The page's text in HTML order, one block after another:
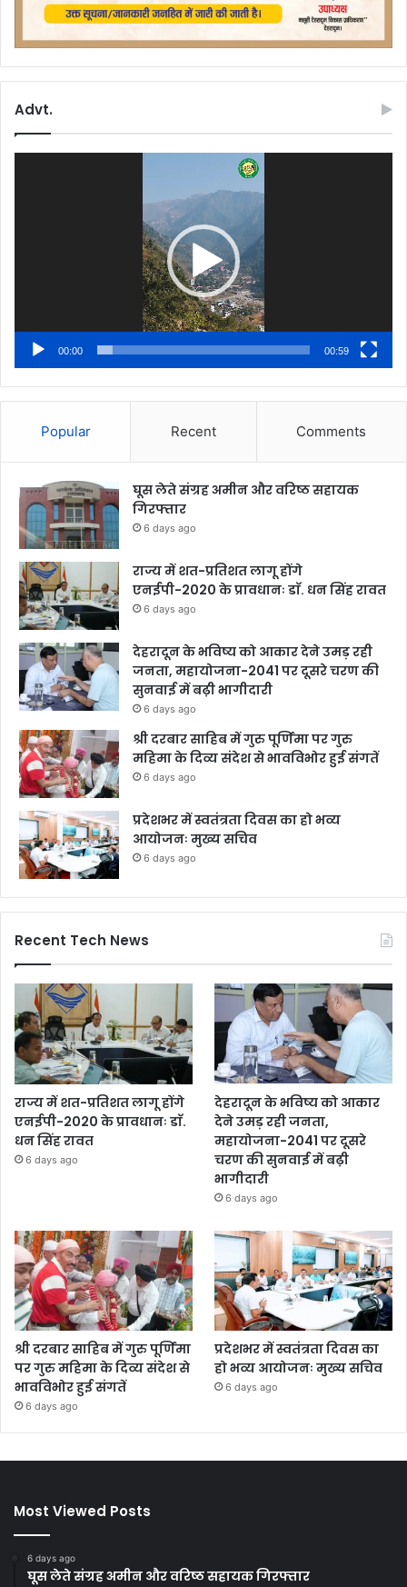
Advt.
00:00 00:59
Popular Recent Comments
घूस लेते संग्रह अमीन और वरिष्ठ सहायक
गिरफ्तार
6 days ago
राज्य में शत-प्रतिशत लागू होंगे
एनईपी-2020 के प्रावधानः डाॅ. धन सिंह रावत
6 days ago
देहरादून के भविष्य को आकार देने उमड़ रही
जनता, महायोजना-2041 पर दूसरे चरण की
सुनवाई में बढ़ी भागीदारी
6 days ago
श्री दरबार साहिब में गुरु पूर्णिमा पर गुरु
महिमा के दिव्य संदेश से भावविभोर हुई संगतें
6 days ago
प्रदेशभर में स्वतंत्रता दिवस का हो भव्य
आयोजनः मुख्य सचिव
6 days ago
Recent Tech News
राज्य में शत-प्रतिशत लागू होंगे
एनईपी-2020 के प्रावधानः डाॅ.
धन सिंह रावत
6 days ago
देहरादून के भविष्य को आकार
देने उमड़ रही जनता,
महायोजना-2041 पर दूसरे
चरण की सुनवाई में बढ़ी
भागीदारी
6 days ago
श्री दरबार साहिब में गुरु पूर्णिमा
पर गुरु महिमा के दिव्य संदेश से
भावविभोर हुई संगतें
6 days ago
प्रदेशभर में स्वतंत्रता दिवस का
हो भव्य आयोजनः मुख्य सचिव
6 days ago
Most Viewed Posts
6 days ago
घूस लेते संग्रह अमीन और वरिष्ठ सहायक गिरफ्तार